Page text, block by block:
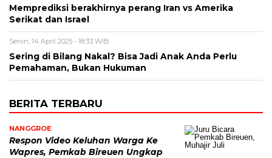
Memprediksi berakhirnya perang Iran vs Amerika
Serikat dan Israel
Senin, 14 April 2025 - 18:33 WIB
Sering di Bilang Nakal? Bisa Jadi Anak Anda Perlu
Pemahaman, Bukan Hukuman
BERITA TERBARU
NANGGROE
Respon Video Keluhan Warga Ke
Wapres, Pemkab Bireuen Ungkap